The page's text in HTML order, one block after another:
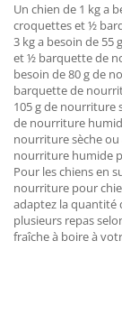
Un chien de 1 kg a
croquettes et ½
3 kg a besoin de 55
et ½ barquette de
besoin de 80 g de
barquette de
105 g de nourriture
de nourriture
nourriture sèche
nourriture humide
Pour les chiens en
nourriture pour
adaptez la quantité
plusieurs repas
fraîche à boire à